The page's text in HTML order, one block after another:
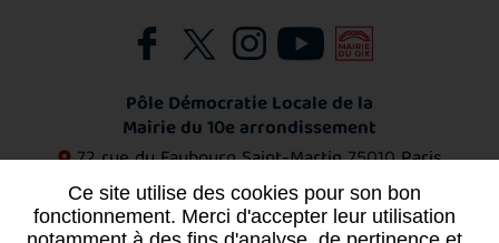
Pôle Démocratie Locale de la
Mairie du 10e arrondissement
72 rue du Faubourg Saint-Martin75010 Paris
01 53 72 11 53
Ce site utilise des cookies pour son bon
fonctionnement. Merci d'accepter leur utilisation